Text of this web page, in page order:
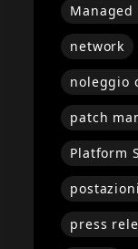
Managed
network
noleggio
patch
Platform
press